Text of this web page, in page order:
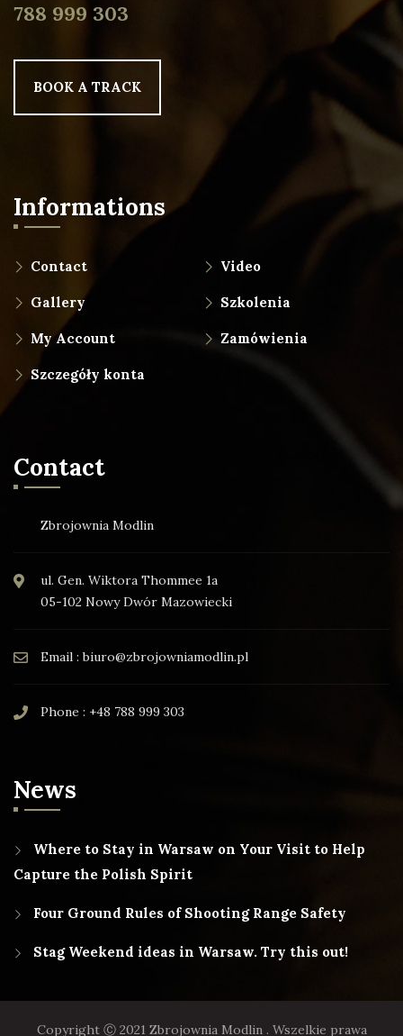
788 999 303
BOOK A TRACK
Informations
Contact Video
Gallery Szkolenia
My Account Zamówienia
Szczegóły konta
Contact
Zbrojownia Modlin
ul. Gen. Wiktora Thommee 1a
05-102 Nowy Dwór Mazowiecki
Email : biuro@zbrojowniamodlin.pl
Phone : +48 788 999 303
News
Where to Stay in Warsaw on Your Visit to Help
Capture the Polish Spirit
Four Ground Rules of Shooting Range Safety
Stag Weekend ideas in Warsaw. Try this out!
Copyright Ⓒ 2021 Zbrojownia Modlin . Wszelkie prawa